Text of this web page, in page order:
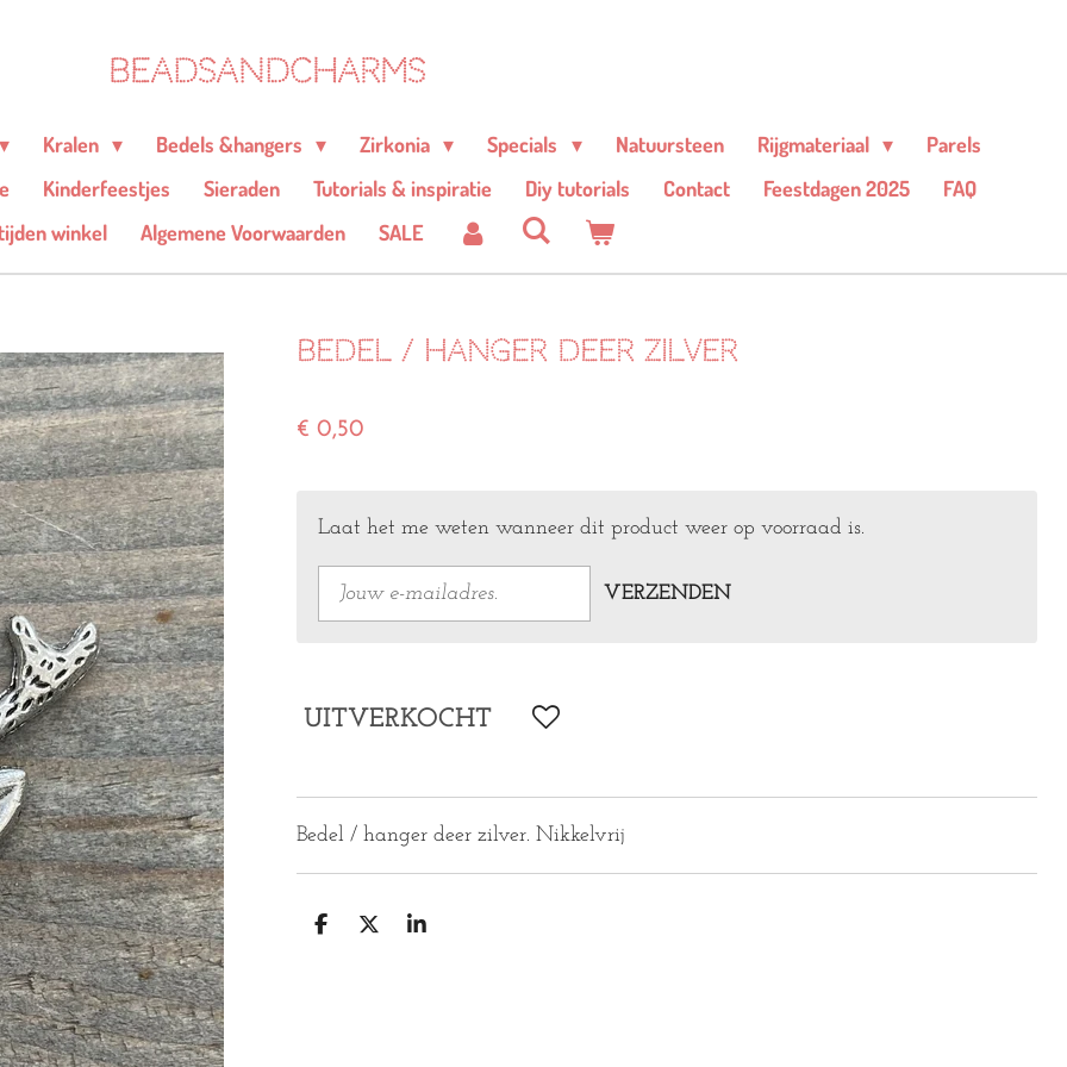
BEADSANDCHARMS
Kralen Bedels &hangers Zirkonia Specials Natuursteen Rijgmateriaal
Parels
Kinderfeestjes Sieraden Tutorials & inspiratie Diy tutorials Contact Feestdagen 2025
FAQ
winkel
Algemene Voorwaarden SALE
Bedel / hanger deer zilver
€ 0,50
Laat het me weten wanneer dit product weer op voorraad is.
VERZENDEN
UITVERKOCHT
Bedel / hanger deer zilver. Nikkelvrij
D
D
S